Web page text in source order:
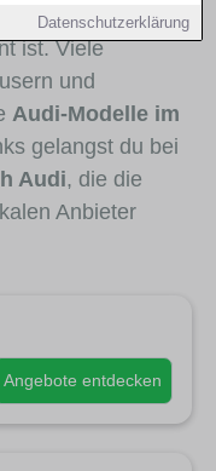
Datenschutzerklärung
für welche
ist. Viele
und
Audi-Modelle im
gelangst du bei
Audi, die die
Anbieter
Angebote entdecken